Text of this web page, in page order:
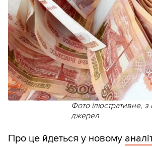
Фото ілюстративне, з
джерел
Про це йдеться у новому